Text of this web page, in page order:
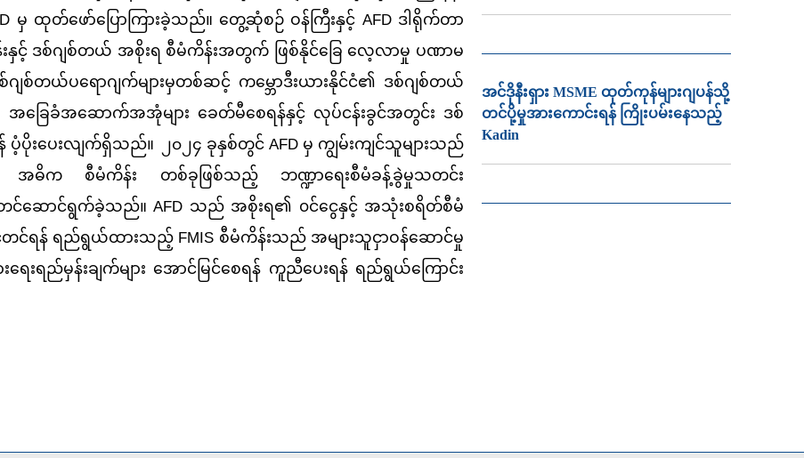
မှ ထုတ်ဖော်ပြောကြားခဲ့သည်။ တွေ့ဆုံစဉ် ဝန်ကြီးနှင့် AFD ဒါရိုက်တာ
င့် ဒစ်ဂျစ်တယ် အစိုးရ စီမံကိန်းအတွက် ဖြစ်နိုင်ခြေ လေ့လာမှု ပဏာမ
စ်တယ်ပရောဂျက်များမှတစ်ဆင့် ကမ္ဘောဒီးယားနိုင်ငံ၏ ဒစ်ဂျစ်တယ်
း အခြေခံအဆောက်အအုံများ ခေတ်မီစေရန်နှင့် လုပ်ငန်းခွင်အတွင်း ဒစ်
ပံ့ပိုးပေးလျက်ရှိသည်။
၂၀၂၄ ခုနှစ်တွင် AFD မှ ကျွမ်းကျင်သူများသည်
အဓိက စီမံကိန်း တစ်ခုဖြစ်သည့် ဘဏ္ဍာရေးစီမံခန့်ခွဲမှုသတင်း
ဆောင်ရွက်ခဲ့သည်။ AFD သည် အစိုးရ၏ ၀င်ငွေနှင့် အသုံးစရိတ်စီမံ
င်ရန် ရည်ရွယ်ထားသည့် FMIS စီမံကိန်းသည် အများသူငှာဝန်ဆောင်မှု
းရေးရည်မှန်းချက်များ အောင်မြင်စေရန် ကူညီပေးရန် ရည်ရွယ်ကြောင်း
အင်ဒိုနီးရှား MSME ထုတ်ကုန်များဂျပန်သို့
တင်ပို့မှုအားကောင်းရန် ကြိုးပမ်းနေသည့်
Kadin